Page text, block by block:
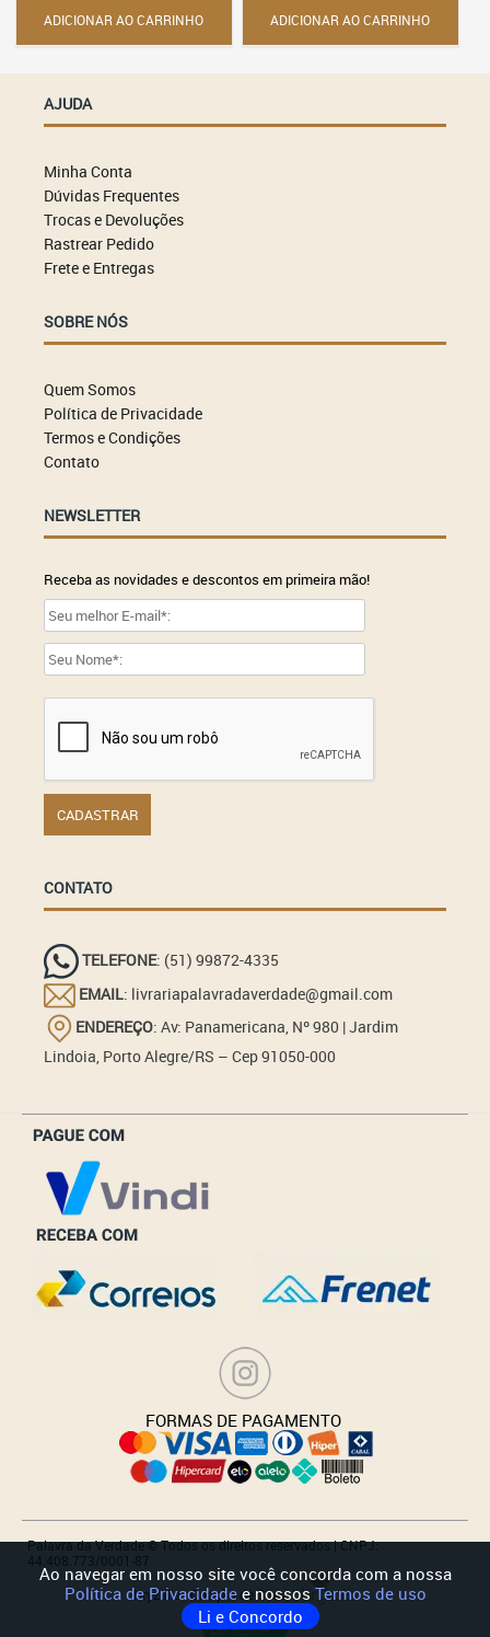
Ao navegar em nosso site você concorda com a nossa
Política de Privacidade e nossos Termos de uso
Li e Concordo
ADICIONAR AO CARRINHO ADICIONAR AO CARRINHO
AJUDA
Minha Conta
Dúvidas Frequentes
Trocas e Devoluções
Rastrear Pedido
Frete e Entregas
SOBRE NÓS
Quem Somos
Política de Privacidade
Termos e Condições
Contato
NEWSLETTER
Receba as novidades e descontos em primeira mão!
CONTATO
TELEFONE: (51) 99872-4335
EMAIL: livrariapalavradaverdade@gmail.com
ENDEREÇO: Av: Panamericana, Nº 980 | Jardim
Lindoia, Porto Alegre/RS – Cep 91050-000
FORMAS DE PAGAMENTO
Palavra da Verdade © Todos os direitos reservados | CNPJ:
Kryzalis - Criação de Sites |